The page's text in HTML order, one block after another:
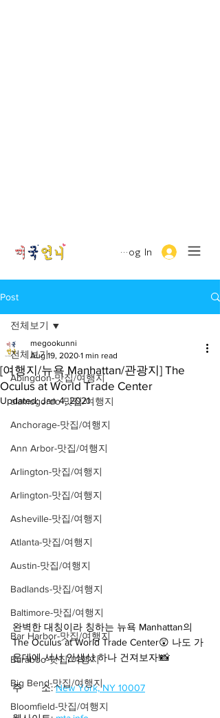
Log In
Post
전체보기
Abingdon-맛집/여행지
alamogordo-맛집/여행지
Anchorage-맛집/여행지
Ann Arbor-맛집/여행지
Arlington-맛집/여행지
Arlington-맛집/여행지
Asheville-맛집/여행지
Atlanta-맛집/여행지
Austin-맛집/여행지
Badlands-맛집/여행지
Baltimore-맛집/여행지
Bar Harbor-맛집/여행지
Baraboo-맛집/여행지
Big Bend-맛집/여행지
Bloomfield-맛집/여행지
전체보기
[여행지/뉴욕 Manhattan/관광지] The
Oculus at World Trade Center
megookunni
Aug 19, 2020 1 min read
Updated:Jan 4, 2021
완벽한 대칭이라 칭하는 뉴욕 Manhattan의
The Oculus at World Trade Center😲 나도 가
운데에 서서 인생샷 하나 건져보자!📸
주       소: New York, NY 10007